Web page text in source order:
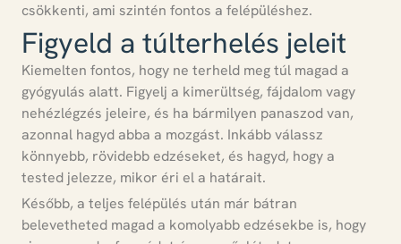
csökkenti, ami szintén fontos a felépüléshez.
Figyeld a túlterhelés jeleit
Kiemelten fontos, hogy ne terheld meg túl magad a
gyógyulás alatt. Figyelj a kimerültség, fájdalom vagy
nehézlégzés jeleire, és ha bármilyen panaszod van,
azonnal hagyd abba a mozgást. Inkább válassz
könnyebb, rövidebb edzéseket, és hagyd, hogy a
tested jelezze, mikor éri el a határait.
Később, a teljes felépülés után már bátran
belevetheted magad a komolyabb edzésekbe is, hogy